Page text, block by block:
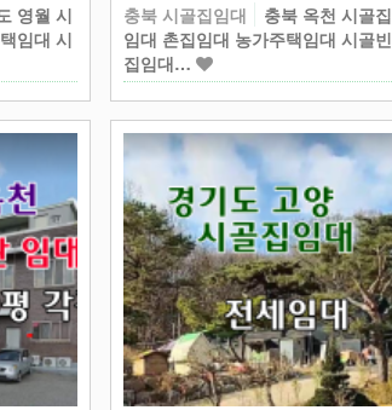
영월 시
임대 시
충북 시골집임대
충북 옥천 시골집
임대 촌집임대 농가주택임대 시골빈
집임대…